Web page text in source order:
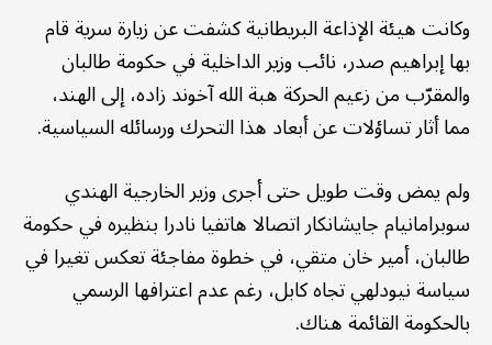
وكانت هيئة الإذاعة البريطانية كشفت عن زيارة سرية قام
بها إبراهيم صدر، نائب وزير الداخلية في حكومة طالبان
والمقرّب من زعيم الحركة هبة الله آخوند زاده، إلى الهند،
مما أثار تساؤلات عن أبعاد هذا التحرك ورسائله السياسية.
ولم يمض وقت طويل حتى أجرى وزير الخارجية الهندي
سوبرامانيام جايشانكار اتصالا هاتفيا نادرا بنظيره في حكومة
طالبان، أمير خان متقي، في خطوة مفاجئة تعكس تغيرا في
سياسة نيودلهي تجاه كابل، رغم عدم اعترافها الرسمي
بالحكومة القائمة هناك.